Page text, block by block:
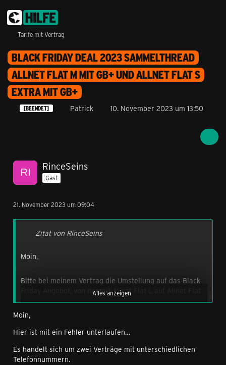
Tarife mit Vertrag
BLACK FRIDAY DEAL 2023 SAMMELTHREAD
ALLNET FLAT M MIT GB+ UND ALLNET FLAT S
EXTRA MIT GB+
[BEENDET] Patrick 10. November 2023 um 13:50
RinceSeins
Gast
21. November 2023 um 09:04
Zitat von RinceSeins
Moin,
Bitte bei meinem Vertrag die Umstellung auf das Black
Friday Angebot, von derzeit Allnet Flat L auf Allnet Flat
M mit 44GB, monatlich kündbar (ist in der App nicht
möglich), durchführen.
Ich stimme denAGB
zu und habe die Hinweise zum
Widerrufsrecht zur Kenntnis genommen.
Alles anzeigen
Moin,
Hier ist mit ein Fehler unterlaufen…
Es handelt sich um zwei Verträge mit unterschiedlichen
Telefonnummern.